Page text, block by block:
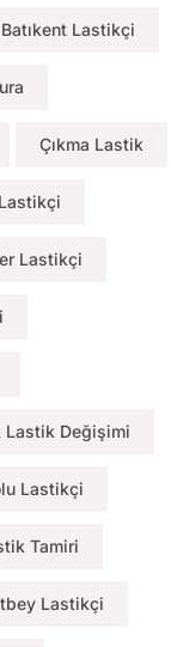
Batıkent Lastikçi
Çıkma Lastik
Lastikçi
Lastik Değişimi
Lastikçi
Tamiri
Lastikçi